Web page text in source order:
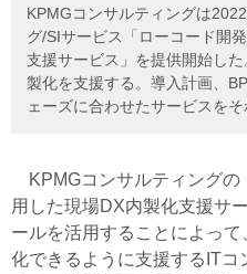
KPMGコンサルティングは
グ/SIサービス「ローコード開
支援サービス」を提供開始し
製化を支援する。導入計画、
ェーズに合わせたサービスをそ
KPMGコンサルティングの
用した現場DX内製化支援サ
ールを活用することによっ
化できるように支援するIT